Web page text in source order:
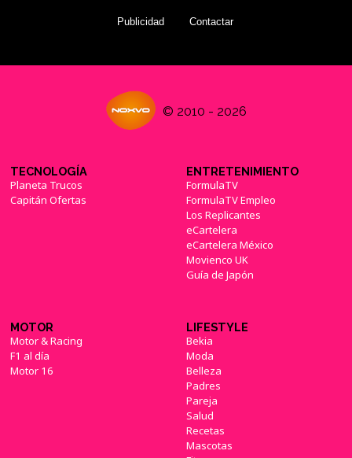
Publicidad Contactar
© 2010 - 2026
TECNOLOGÍA
Planeta Trucos
Capitán Ofertas
ENTRETENIMIENTO
FormulaTV
FormulaTV Empleo
Los Replicantes
eCartelera
eCartelera México
Movienco UK
Guía de Japón
MOTOR
Motor & Racing
F1 al día
Motor 16
LIFESTYLE
Bekia
Moda
Belleza
Padres
Pareja
Salud
Recetas
Mascotas